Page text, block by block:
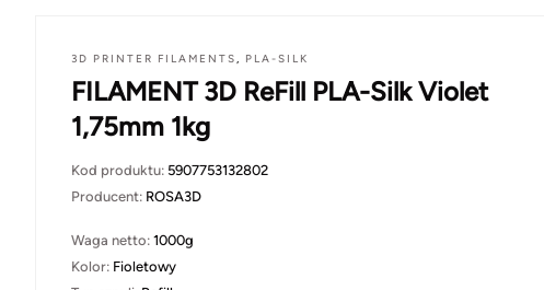
3D PRINTER FILAMENTS, PLA-SILK
FILAMENT 3D ReFill PLA-Silk Violet
1,75mm 1kg
Kod produktu: 5907753132802
Producent: ROSA3D
Waga netto: 1000g
Kolor: Fioletowy